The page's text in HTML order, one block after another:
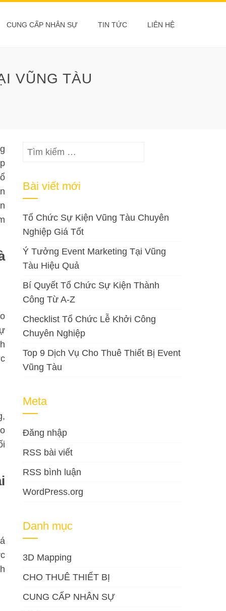
CUNG CẤP NHÂN SỰ TIN TỨC LIÊN HỆ
VŨNG TÀU
Tìm
Bài viết mới
Tổ Chức Sự Kiện Vũng Tàu Chuyên
Nghiệp Giá Tốt
Ý Tưởng Event Marketing Tại Vũng
Tàu Hiệu Quả
Bí Quyết Tổ Chức Sự Kiện Thành
Công Từ A-Z
Checklist Tổ Chức Lễ Khởi Công
Chuyên Nghiệp
Top 9 Dịch Vụ Cho Thuê Thiết Bị Event
Vũng Tàu
Meta
Đăng nhập
RSS bài viết
RSS bình luận
WordPress.org
Danh mục
3D Mapping
CHO THUÊ THIẾT BỊ
CUNG CẤP NHÂN SỰ